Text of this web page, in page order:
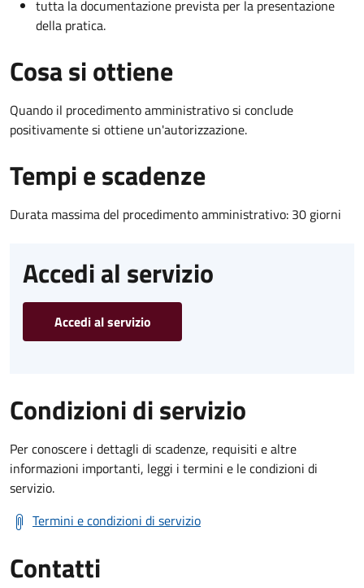
tutta la documentazione prevista per la presentazione
della pratica.
Cosa si ottiene
Quando il procedimento amministrativo si conclude
positivamente si ottiene un'autorizzazione.
Tempi e scadenze
Durata massima del procedimento amministrativo: 30 giorni
Accedi al servizio
Accedi al servizio
Condizioni di servizio
Per conoscere i dettagli di scadenze, requisiti e altre
informazioni importanti, leggi i termini e le condizioni di
servizio.
Termini e condizioni di servizio
Contatti